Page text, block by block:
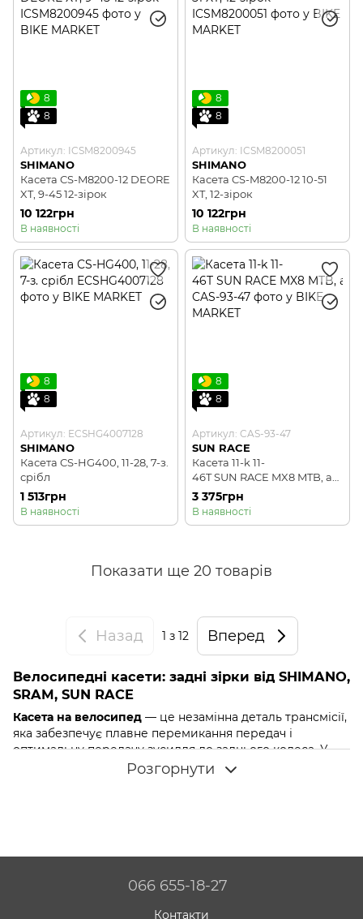
8
8
Артикул: ICSM8200945
SHIMANO
Касета CS-M8200-12 DEORE
XT, 9-45 12-зірок
10 122грн
В наявності
8
8
Артикул: ICSM8200051
SHIMANO
Касета CS-M8200-12 10-51
XT, 12-зірок
10 122грн
В наявності
8
8
Артикул: ECSHG4007128
SHIMANO
Касета CS-HG400, 11-28, 7-з.
срібл
1 513грн
В наявності
8
8
Артикул: CAS-93-47
SUN RACE
Касета 11-k 11-
46T SUN RACE MX8 MTB, ал
юмінієвий павук, Metallic S
ilver
3 375грн
В наявності
Показати ще 20 товарів
Назад 1 з 12 Вперед
Велосипедні касети: задні зірки від SHIMANO,
SRAM, SUN RACE
Касета на велосипед — це незамінна деталь трансмісії,
яка забезпечує плавне перемикання передач і
оптимальну передачу зусилля до заднього колеса. У
нашому магазині представленізадні зірки велосипеда
розповімо про конструкцію, класифікацію касет за
, яка ідеально підійде саме вам.
Розгорнути
066 655-18-27
Контакти